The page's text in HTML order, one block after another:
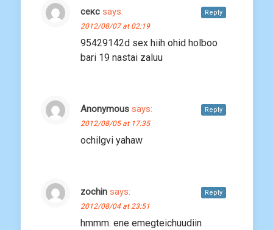
секс says:
2012/08/07 at 02:19
95429142d sex hiih ohid holboo
bari 19 nastai zaluu
Reply
Anonymous says:
2012/08/05 at 17:35
ochilgvi yahaw
Reply
zochin says:
2012/08/04 at 23:51
hmmm. ene emegteichuudiin
Reply